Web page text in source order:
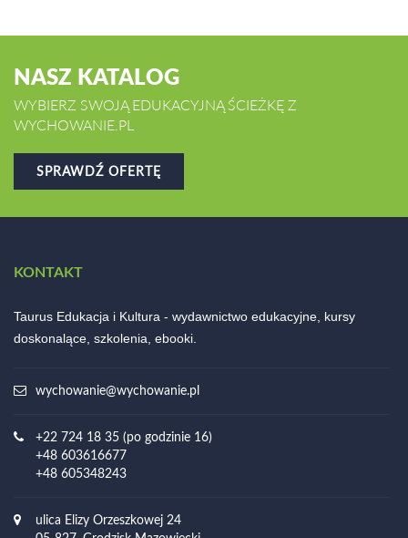
NASZ KATALOG
WYBIERZ SWOJĄ EDUKACYJNĄ ŚCIEŻKĘ Z
WYCHOWANIE.PL
SPRAWDŹ OFERTĘ
KONTAKT
Taurus Edukacja i Kultura - wydawnictwo edukacyjne, kursy
doskonalące, szkolenia, ebooki.
wychowanie@wychowanie.pl
+22 724 18 35 (po godzinie 16)
+48 603616677
+48 605348243
ulica Elizy Orzeszkowej 24